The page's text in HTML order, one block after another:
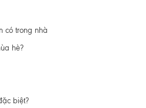
có trong nhà
hè?
biệt?